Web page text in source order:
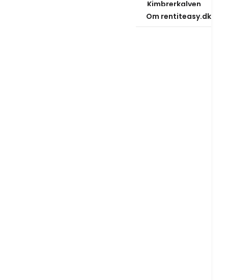
Kimbrerkalven
Om rentiteasy.dk